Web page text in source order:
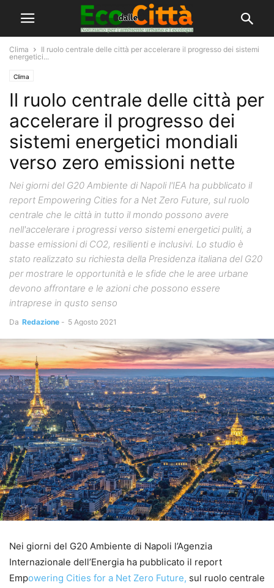
Clima
Il ruolo centrale delle città per accelerare il progresso dei sistemi
energetici...
Clima
Il ruolo centrale delle città per
accelerare il progresso dei
sistemi energetici mondiali
verso zero emissioni nette
Nei giorni del G20 Ambiente di Napoli l'IEA ha pubblicato il
report Empowering Cities for a Net Zero Future, sul ruolo
centrale che le città in tutto il mondo possono avere
nell'accelerare i progressi verso sistemi energetici puliti, a
basse emissioni di CO2, resilienti e inclusivi. Lo studio è
stato realizzato su richiesta della Presidenza italiana del G20
per mostrare le opportunità e le sfide che le aree urbane
devono affrontare e le azioni che possono essere
intraprese in qusto senso
Da Redazione - 5 Agosto 2021
Nei giorni del G20 Ambiente di Napoli l’Agenzia
Internazionale dell’Energia ha pubblicato il report
Empowering Cities for a Net Zero Future, sul ruolo centrale